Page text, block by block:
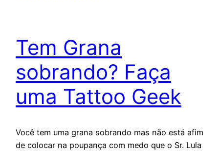
Tem Grana
sobrando? Faça
uma Tattoo Geek
Você tem uma grana sobrando mas não está afim
de colocar na poupança com medo que o Sr. Lula